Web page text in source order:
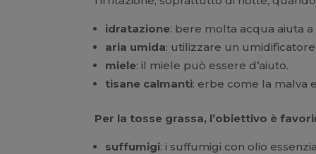
idratazione: bere molta acqua aiuta
aria umida: utilizzare un
miele: il miele può essere d’aiuto.
tisane calmanti: erbe come la malva
Per la tosse grassa, l’obiettivo è
suffumigi: i suffumigi con olio